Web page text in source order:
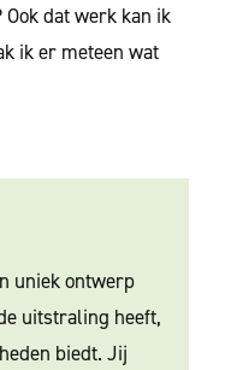
dat werk kan ik
ik er meteen wat
uniek ontwerp
uitstraling heeft,
biedt. Jij